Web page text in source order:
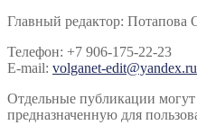
Главный редактор: Потапова
Телефон: +7 906-175-22-23
E-mail: volganet-edit@yandex.ru
Отдельные публикации
предназначенную для